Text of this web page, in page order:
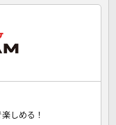
しめる！